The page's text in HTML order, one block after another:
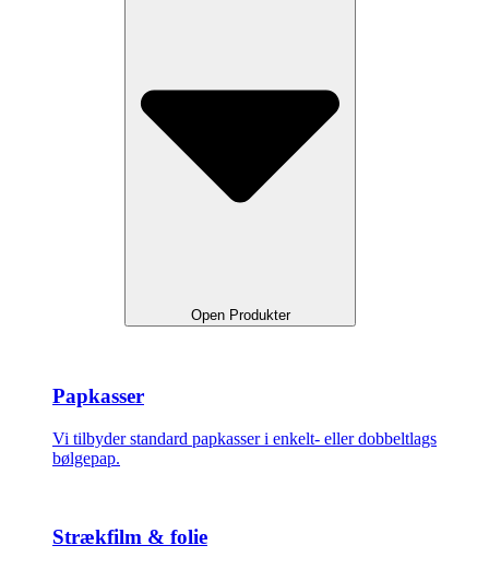
Open Produkter
Papkasser
Vi tilbyder standard papkasser i enkelt- eller dobbeltlags
bølgepap.
Strækfilm & folie